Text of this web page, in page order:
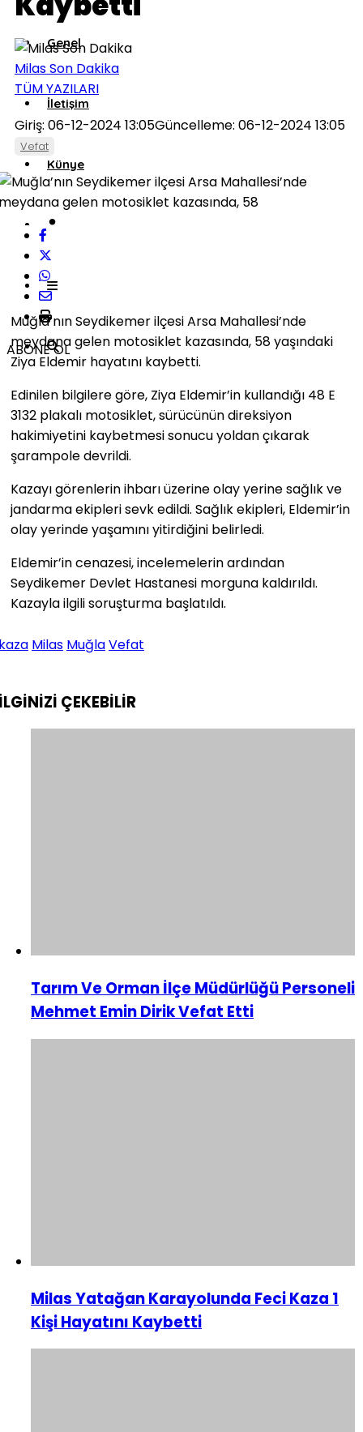
Genel
İletişim
Künye
Milas Son Dakika
TÜM YAZILARI
Giriş: 06-12-2024 13:05Güncelleme: 06-12-2024 13:05
Vefat
ABONE OL
Muğla’nın Seydikemer ilçesi Arsa Mahallesi’nde
meydana gelen motosiklet kazasında, 58 yaşındaki
Ziya Eldemir hayatını kaybetti.
Edinilen bilgilere göre, Ziya Eldemir’in kullandığı 48 E
3132 plakalı motosiklet, sürücünün direksiyon
hakimiyetini kaybetmesi sonucu yoldan çıkarak
şarampole devrildi.
Kazayı görenlerin ihbarı üzerine olay yerine sağlık ve
jandarma ekipleri sevk edildi. Sağlık ekipleri, Eldemir’in
olay yerinde yaşamını yitirdiğini belirledi.
Eldemir’in cenazesi, incelemelerin ardından
Seydikemer Devlet Hastanesi morguna kaldırıldı.
Kazayla ilgili soruşturma başlatıldı.
Milas MuğlaVefat
ÇEKEBİLİR
Tarım Ve Orman İlçe Müdürlüğü Personeli
Mehmet Emin Dirik Vefat Etti
Milas Yatağan Karayolunda Feci Kaza 1
Kişi Hayatını Kaybetti